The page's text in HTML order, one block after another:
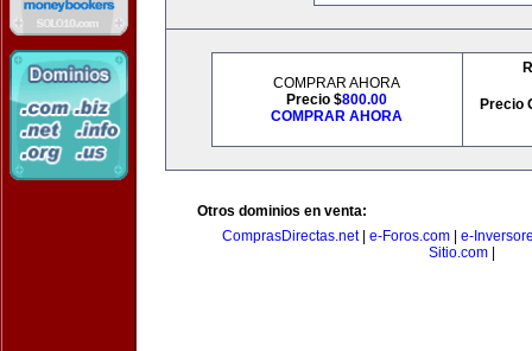
COMPRAR AHORA
Precio $800.00
COMPRAR AHORA
Precio
Otros dominios en venta:
ComprasDirectas.net| e-Foros.com
e-
Sitio.com